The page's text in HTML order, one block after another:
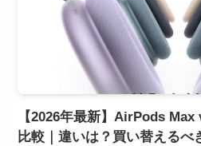
【2026年最新】AirPods
比較｜違いは？買い替えるべ